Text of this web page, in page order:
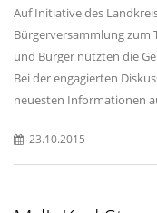
Auf Initiative des
Bürgerversammlung zum
und Bürger nutzten die
Bei der engagierten
neuesten Informationen
23.10.2015